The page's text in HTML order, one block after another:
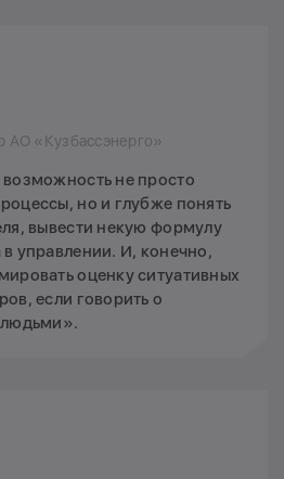
АО «Кузбассэнерго»
не просто
но и глубже понять
вывести некую формулу
управлении. И, конечно,
оценку ситуативных
если говорить о
людьми».